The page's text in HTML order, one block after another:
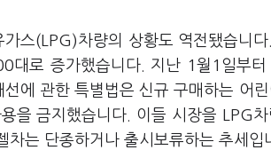
가스(LPG)차량의 상황도 역전됐습니
대로 증가했습니다. 지난 1월1일부
선에 관한 특별법은 신규 구매하는 어
을 금지했습니다. 이들 시장을 LPG
차는 단종하거나 출시보류하는 추세입